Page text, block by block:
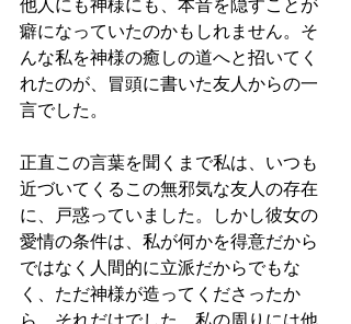
他人にも神様にも、本音を隠すことが
癖になっていたのかもしれません。そ
んな私を神様の癒しの道へと招いてく
れたのが、冒頭に書いた友人からの一
言でした。
正直この言葉を聞くまで私は、いつも
近づいてくるこの無邪気な友人の存在
に、戸惑っていました。しかし彼女の
愛情の条件は、私が何かを得意だから
ではなく人間的に立派だからでもな
く、ただ神様が造ってくださったか